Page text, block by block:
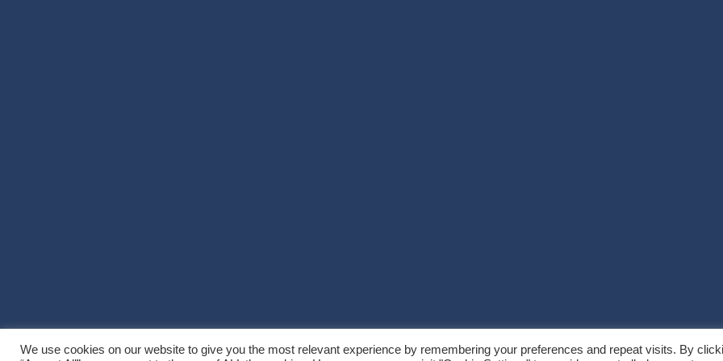
We use cookies on our website to give you the most relevant experience by remembering your preferences and repeat visits. By